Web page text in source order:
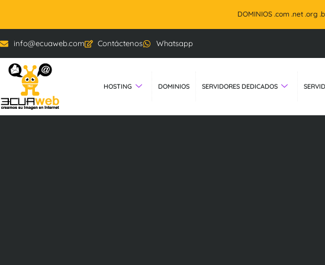
DOMINIOS .com .net .org
info@ecuaweb.com Contáctenos Whatsapp
HOSTING DOMINIOS SERVIDORES DEDICADOS